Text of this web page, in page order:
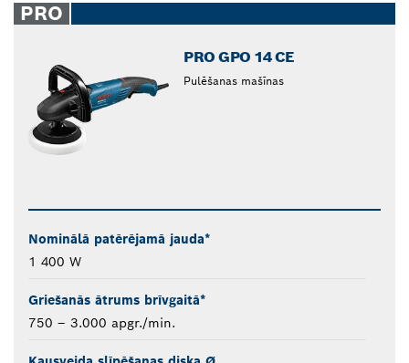
PRO
PRO GPO 14 CE
Pulēšanas mašīnas
Nominālā patērējamā jauda*
1 400 W
Griešanās ātrums brīvgaitā*
750 – 3.000 apgr./min.